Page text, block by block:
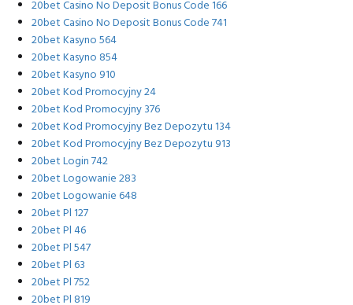
20bet Casino No Deposit Bonus Code 166
20bet Casino No Deposit Bonus Code 741
20bet Kasyno 564
20bet Kasyno 854
20bet Kasyno 910
20bet Kod Promocyjny 24
20bet Kod Promocyjny 376
20bet Kod Promocyjny Bez Depozytu 134
20bet Kod Promocyjny Bez Depozytu 913
20bet Login 742
20bet Logowanie 283
20bet Logowanie 648
20bet Pl 127
20bet Pl 46
20bet Pl 547
20bet Pl 63
20bet Pl 752
20bet Pl 819